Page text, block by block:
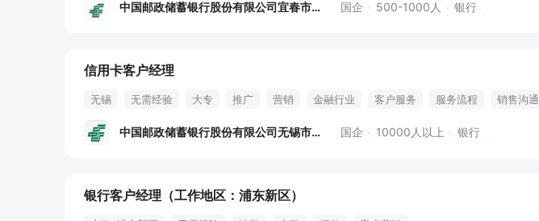
中国邮政储蓄银行股份有限公司宜春市分行 国企 500-1000人 银行
信用卡客户经理
无锡 无需经验 大专 推广 营销 金融行业 客户服务 服务流程
销售沟通
办理服务
中国邮政储蓄银行股份有限公司无锡市分行 国企 10000人以上 银行
银行客户经理（工作地区：浦东新区）